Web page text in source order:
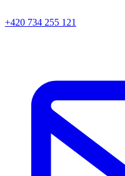
+420 734 255 121